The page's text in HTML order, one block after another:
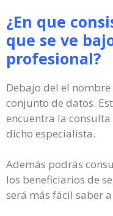
¿En que
que se ve
profesional?
Debajo del el
conjunto de datos.
encuentra la
dicho especialista.
Además podrás
los beneficiarios de
será más fácil saber